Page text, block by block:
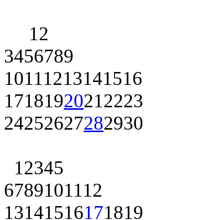
12
3456789
10111213141516
17181920212223
24252627282930
12345
6789101112
13141516171819